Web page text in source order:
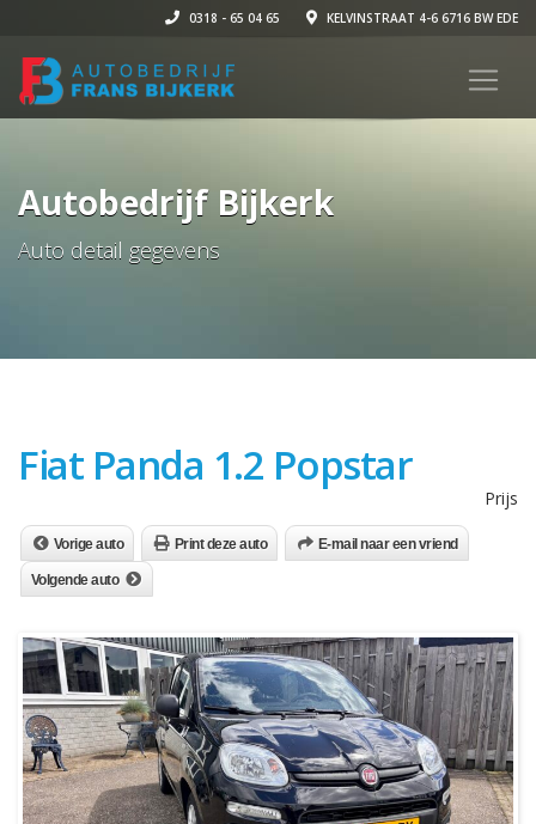
0318 - 65 04 65 KELVINSTRAAT 4-6 6716 BW EDE
Autobedrijf Bijkerk
Auto detail gegevens
Fiat Panda 1.2 Popstar
Prijs
Vorige auto Print deze auto E-mail naar een vriend
Volgende auto